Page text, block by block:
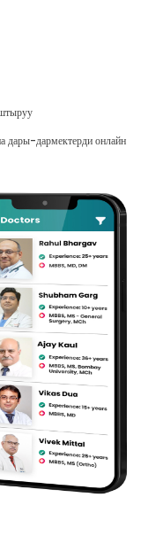
дары-дармектерди онлайн